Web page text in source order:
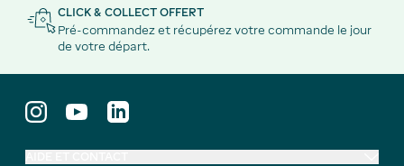
CLICK & COLLECT OFFERT
Pré-commandez et récupérez votre commande le jour
de votre départ.